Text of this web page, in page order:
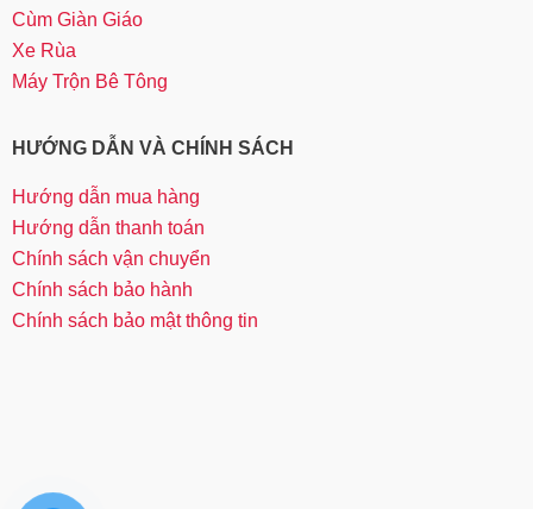
Cùm Giàn Giáo
Xe Rùa
Máy Trộn Bê Tông
HƯỚNG DẪN VÀ CHÍNH SÁCH
Hướng dẫn mua hàng
Hướng dẫn thanh toán
Chính sách vận chuyển
Chính sách bảo hành
Chính sách bảo mật thông tin